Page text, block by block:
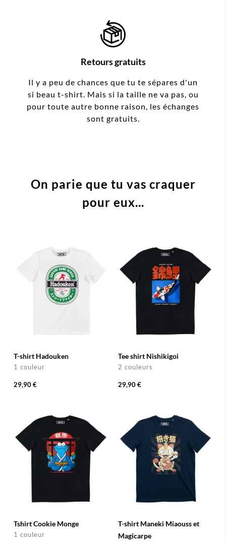
Retours gratuits
Il y a peu de chances que tu te sépares d'un
si beau t-shirt. Mais si la taille ne va pas, ou
pour toute autre bonne raison, les échanges
sont gratuits.
On parie que tu vas craquer
pour eux...
T-shirt Hadouken
1 couleur
29,90 €
Tee shirt Nishikigoi
2 couleurs
29,90 €
Tshirt Cookie Monge
1 couleur
T-shirt Maneki Miaouss et
Magicarpe